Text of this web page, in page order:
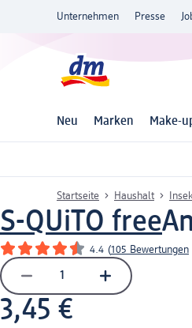
Unternehmen Presse
Neu Marken Make-
Startseite Haushalt
S-QUiTO free
4.4 (105 Bewertungen
3,45 €